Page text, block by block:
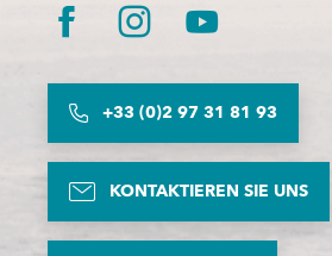
+33 (0)2 97 31 81 93
KONTAKTIEREN SIE UNS